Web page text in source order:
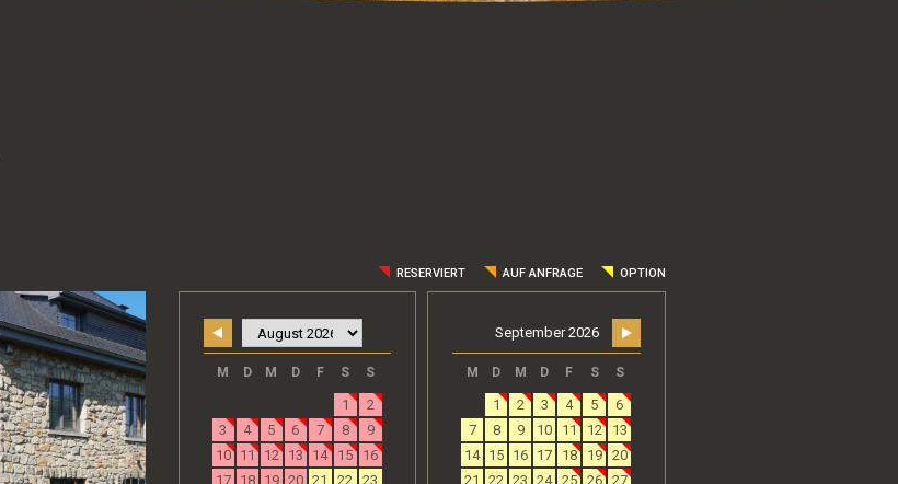
RESERVIERT AUF ANFRAGE OPTION
M D M D F S S
1
2
3
4 5 6 7 8
9
10
11 12 13 14 15
16
17
18 19 20 21 22
23
September 2026
M D M D F S S
1 2 3 4 5
6
7
8 9 10 11 12
13
14 15 16 17 18 19
20
21
22 23 24 25 26
27